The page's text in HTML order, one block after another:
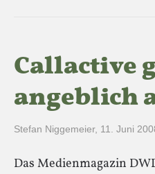
Callactive
angeblich
Stefan Niggemeier, 11. Juni
Das Medienmagazin